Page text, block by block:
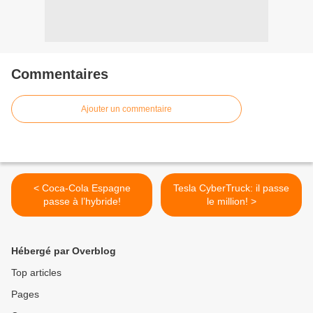
Commentaires
Ajouter un commentaire
< Coca-Cola Espagne
passe à l’hybride!
Tesla CyberTruck: il passe
le million! >
Hébergé par Overblog
Top articles
Pages